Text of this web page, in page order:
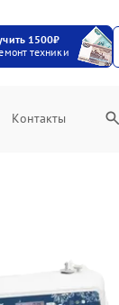
1500₽
техники
Контакты